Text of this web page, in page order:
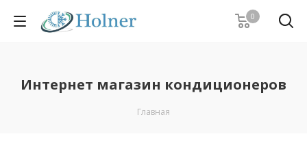
0
Интернет магазин кондиционеров
Главная